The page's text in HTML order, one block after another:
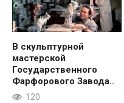
В скульптурной
мастерской
Государственного
Фарфорового Завода..
120